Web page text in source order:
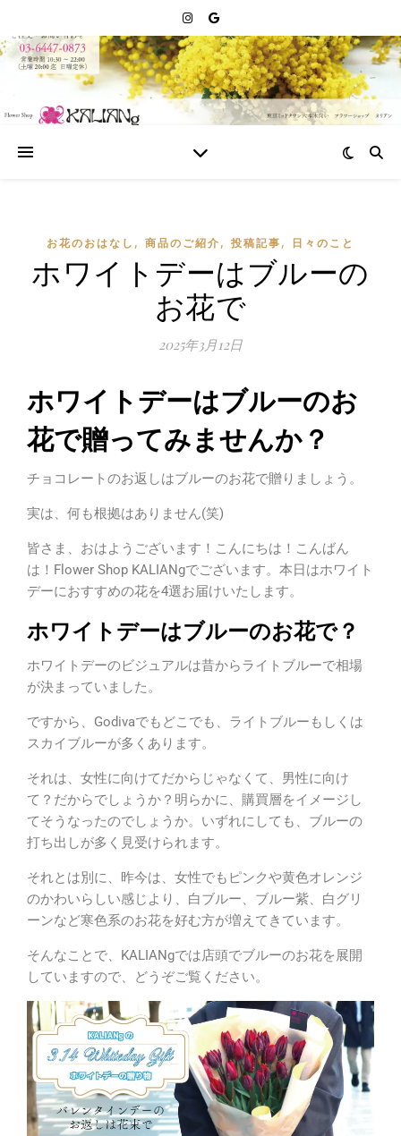
お花のおはなし , 商品のご紹介, 投稿記事, 日々のこと
ホワイトデーはブルーの
お花で
2025年3月12日
ホワイトデーはブルーのお
花で贈ってみませんか？
チョコレートのお返しはブルーのお花で贈りましょう。
実は、何も根拠はありません(笑)
皆さま、おはようございます！こんにちは！こんばん
は！Flower Shop KALIANgでございます。本日はホワイト
デーにおすすめの花を4選お届けいたします。
ホワイトデーはブルーのお花で？
ホワイトデーのビジュアルは昔からライトブルーで相場
が決まっていました。
ですから、Godivaでもどこでも、ライトブルーもしくは
スカイブルーが多くあります。
それは、女性に向けてだからじゃなくて、男性に向け
て？だからでしょうか？明らかに、購買層をイメージし
てそうなったのでしょうか。いずれにしても、ブルーの
打ち出しが多く見受けられます。
それとは別に、昨今は、女性でもピンクや黄色オレンジ
のかわいらしい感じより、白ブルー、ブルー紫、白グリ
ーンなど寒色系のお花を好む方が増えてきています。
そんなことで、KALIANgでは店頭でブルーのお花を展開
していますので、どうぞご覧ください。